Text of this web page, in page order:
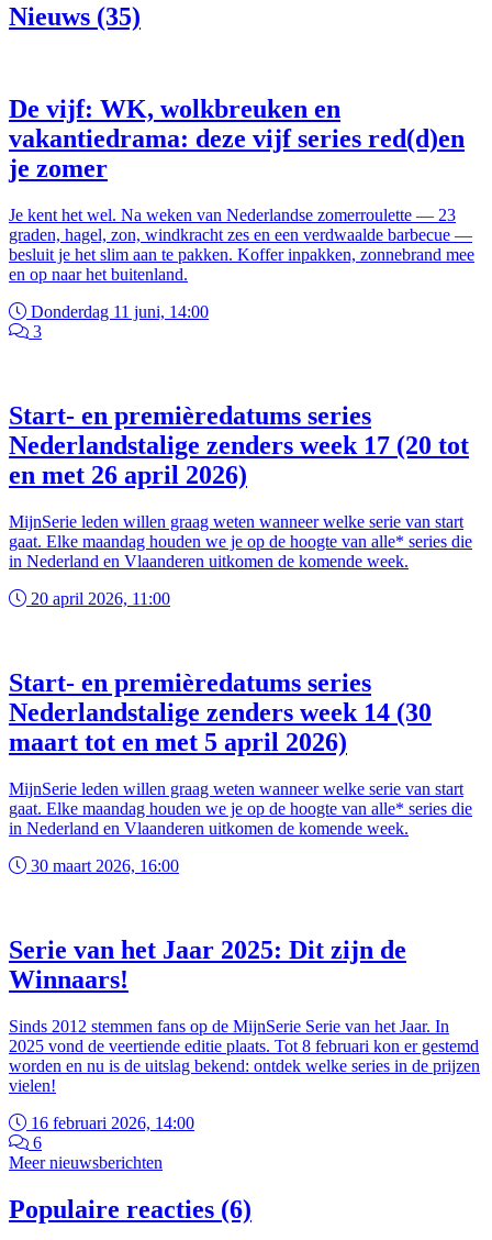
Nieuws (35)
De vijf: WK, wolkbreuken en
vakantiedrama: deze vijf series red(d)en
je zomer
Je kent het wel. Na weken van Nederlandse zomerroulette — 23
graden, hagel, zon, windkracht zes en een verdwaalde barbecue —
besluit je het slim aan te pakken. Koffer inpakken, zonnebrand mee
en op naar het buitenland.
Donderdag 11 juni, 14:00
3
Start- en premièredatums series
Nederlandstalige zenders week 17 (20 tot
en met 26 april 2026)
MijnSerie leden willen graag weten wanneer welke serie van start
gaat. Elke maandag houden we je op de hoogte van alle* series die
in Nederland en Vlaanderen uitkomen de komende week.
20 april 2026, 11:00
Start- en premièredatums series
Nederlandstalige zenders week 14 (30
maart tot en met 5 april 2026)
MijnSerie leden willen graag weten wanneer welke serie van start
gaat. Elke maandag houden we je op de hoogte van alle* series die
in Nederland en Vlaanderen uitkomen de komende week.
30 maart 2026, 16:00
Serie van het Jaar 2025: Dit zijn de
Winnaars!
Sinds 2012 stemmen fans op de MijnSerie Serie van het Jaar. In
2025 vond de veertiende editie plaats. Tot 8 februari kon er gestemd
worden en nu is de uitslag bekend: ontdek welke series in de prijzen
vielen!
16 februari 2026, 14:00
6
Meer nieuwsberichten
Populaire reacties (6)